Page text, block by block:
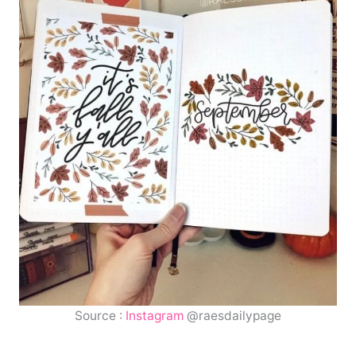
Source : Instagram @raesdailypage